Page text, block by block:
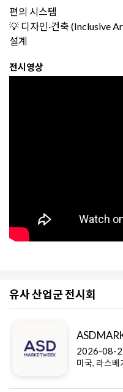
편의 시스템
💡 디자인·건축 (Inclusive
설계
전시영상
유사 산업군 전시회
ASD
2026-08-
미국, 라스베